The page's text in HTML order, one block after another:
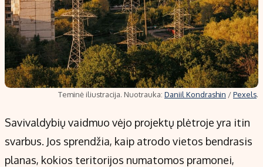
Teminė iliustracija. Nuotrauka: Daniil Kondrashin /Pexels.
Savivaldybių vaidmuo vėjo projektų plėtroje yra itin
svarbus. Jos sprendžia, kaip atrodo vietos bendrasis
planas, kokios teritorijos numatomos pramonei,